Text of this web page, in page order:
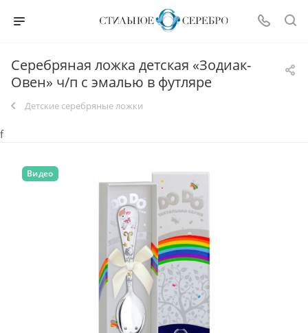
Серебряная ложка детская «Зодиак-
Овен» ч/п с эмалью в футляре
Детские серебряные ложки
f
Видео